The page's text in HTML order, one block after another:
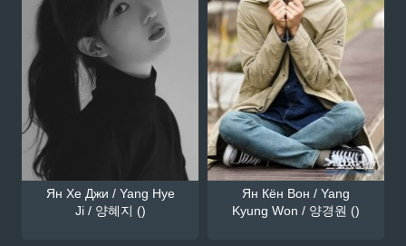
Ян Хе Джи / Yang Hye
Ji / 양혜지 ()
Ян Кён Вон / Yang
Kyung Won / 양경원 ()